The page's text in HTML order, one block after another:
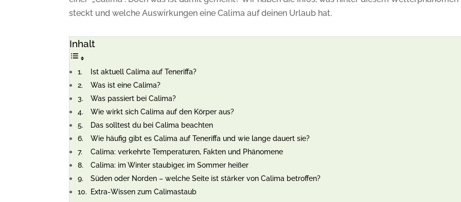
steckt und welche Auswirkungen eine Calima auf deinen Urlaub hat.
Inhalt
Ist aktuell Calima auf Teneriffa?
Was ist eine Calima?
Was passiert bei Calima?
Wie wirkt sich Calima auf den Körper aus?
Das solltest du bei Calima beachten
Wie häufig gibt es Calima auf Teneriffa und wie lange dauert sie?
Calima: verkehrte Temperaturen, Fakten und Phänomene
Calima: im Winter staubiger, im Sommer heißer
Süden oder Norden – welche Seite ist stärker von Calima betroffen?
Extra-Wissen zum Calimastaub